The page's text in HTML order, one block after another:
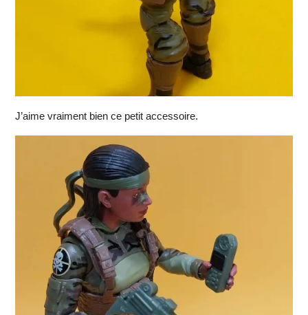
J’aime vraiment bien ce petit accessoire.